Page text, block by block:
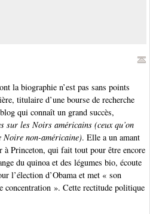
la biographie n’est pas sans points
titulaire d’une bourse de recherche
qui connaît un grand succès,
sur les Noirs américains (ceux qu’on
Noire non-américaine). Elle a un amant
Princeton, qui fait tout pour être encore
du quinoa et des légumes bio, écoute
l’élection d’Obama et met « son
concentration ». Cette rectitude politique